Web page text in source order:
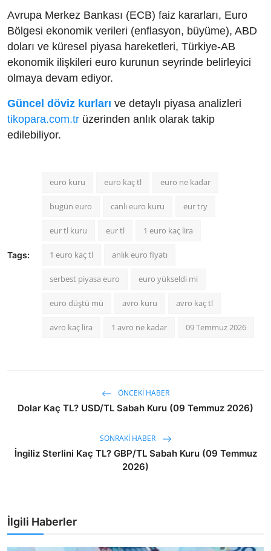
Avrupa Merkez Bankası (ECB) faiz kararları, Euro
Bölgesi ekonomik verileri (enflasyon, büyüme), ABD
doları ve küresel piyasa hareketleri, Türkiye-AB
ekonomik ilişkileri euro kurunun seyrinde belirleyici
olmaya devam ediyor.
Güncel döviz kurları ve detaylı piyasa analizleri
tikopara.com.tr üzerinden anlık olarak takip
edilebiliyor.
Tags:
euro kuru euro kaç tl euro ne kadar
bugün euro canlı euro kuru eur try
eur tl kuru eur tl 1 euro kaç lira
1 euro kaç tl anlık euro fiyatı
serbest piyasa euro euro yükseldi mi
euro düştü mü avro kuru avro kaç tl
avro kaç lira 1 avro ne kadar 09 Temmuz 2026
ÖNCEKI HABER
Dolar Kaç TL? USD/TL Sabah Kuru (09 Temmuz 2026)
SONRAKI HABER
İngiliz Sterlini Kaç TL? GBP/TL Sabah Kuru (09 Temmuz
2026)
İlgili Haberler